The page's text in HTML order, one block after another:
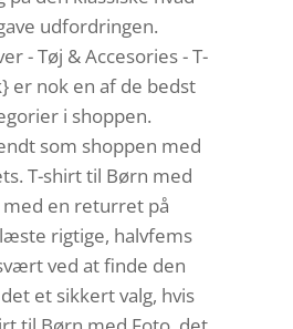
udfordringen.
- Tøj & Accesories - T-
er nok en af de bedst
i shoppen.
som shoppen med
T-shirt til Børn med
en returret på
rigtige, halvfems
ved at finde den
et sikkert valg, hvis